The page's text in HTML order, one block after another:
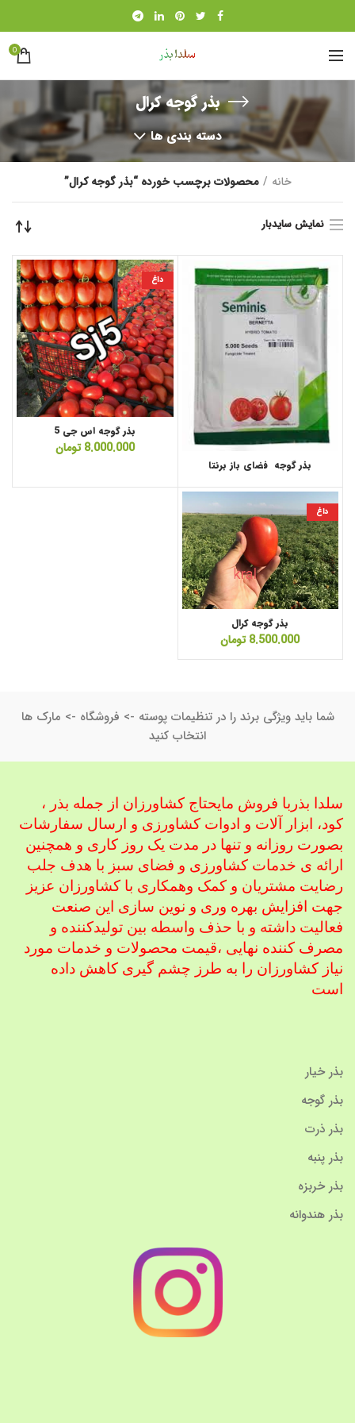
0
بذر گوجه کرال
دسته بندی ها
خانه محصولات برچسب خورده “بذر گوجه کرال”
نمایش سایدبار
بذر گوجه فضای باز برنتا
داغ
بذر گوجه اس جی 5
8.000.000 تومان
داغ
بذر گوجه کرال
8.500.000 تومان
شما باید ویژگی برند را در تنظیمات پوسته -> فروشگاه -> مارک ها
انتخاب کنید
سلدا بذربا فروش مایحتاج کشاورزان از جمله بذر ،
کود، ابزار آلات و ادوات کشاورزی و ارسال سفارشات
بصورت روزانه و تنها در مدت یک روز کاری و همچنین
ارائه ی خدمات کشاورزی و فضای سبز با هدف جلب
رضایت مشتریان و کمک وهمکاری با کشاورزان عزیز
جهت افزایش بهره وری و نوین سازی این صنعت
فعالیت داشته و با حذف واسطه بین تولیدکننده و
مصرف کننده نهایی ،قیمت محصولات و خدمات مورد
نیاز کشاورزان را به طرز چشم گیری کاهش داده
است
بذر خیار
بذر گوجه
بذر ذرت
بذر پنبه
بذر خربزه
بذر هندوانه